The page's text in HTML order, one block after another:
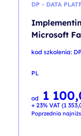
DP - DATA
Microsoft
kod szkolenia:
PL
od
Pierwotna
cena
wynosiła:
1 200,00 PLN.
1
Aktualna
cena
wynosi:
1 100,00 PLN.
+ 23% VAT (1
Poprzednia